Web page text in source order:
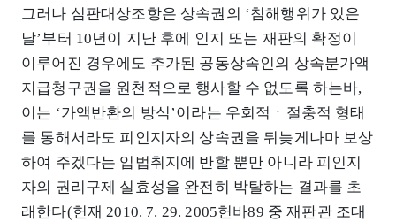
그러나 심판대상조항은 상속권의 ‘침해행위가 있은
날’부터 10년이 지난 후에 인지 또는 재판의 확정이
이루어진 경우에도 추가된 공동상속인의 상속분가액
지급청구권을 원천적으로 행사할 수 없도록 하는바,
이는 ‘가액반환의 방식’이라는 우회적ㆍ절충적 형태
를 통해서라도 피인지자의 상속권을 뒤늦게나마 보상
하여 주겠다는 입법취지에 반할 뿐만 아니라 피인지
자의 권리구제 실효성을 완전히 박탈하는 결과를 초
래한다(헌재 2010. 7. 29. 2005헌바89 중 재판관 조대